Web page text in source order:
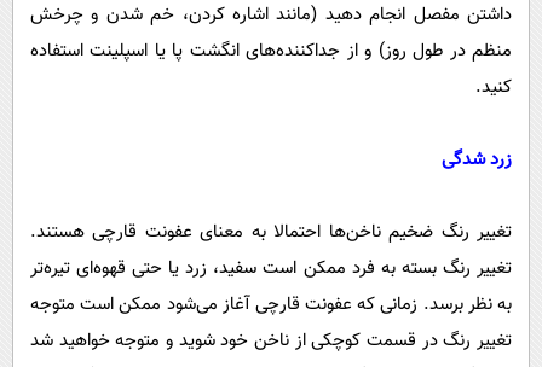
داشتن مفصل انجام دهید (مانند اشاره کردن، خم شدن و چرخش
منظم در طول روز) و از جداکننده‌های انگشت پا یا اسپلینت استفاده
کنید.
زرد شدگی
تغییر رنگ ضخیم ناخن‌ها احتمالا به معنای عفونت قارچی هستند.
تغییر رنگ بسته به فرد ممکن است سفید، زرد یا حتی قهوه‌ای تیره‌تر
به نظر برسد. زمانی که عفونت قارچی آغاز می‌شود ممکن است متوجه
تغییر رنگ در قسمت کوچکی از ناخن خود شوید و متوجه خواهید شد